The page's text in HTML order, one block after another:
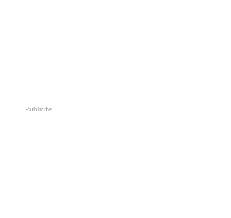
Publicité